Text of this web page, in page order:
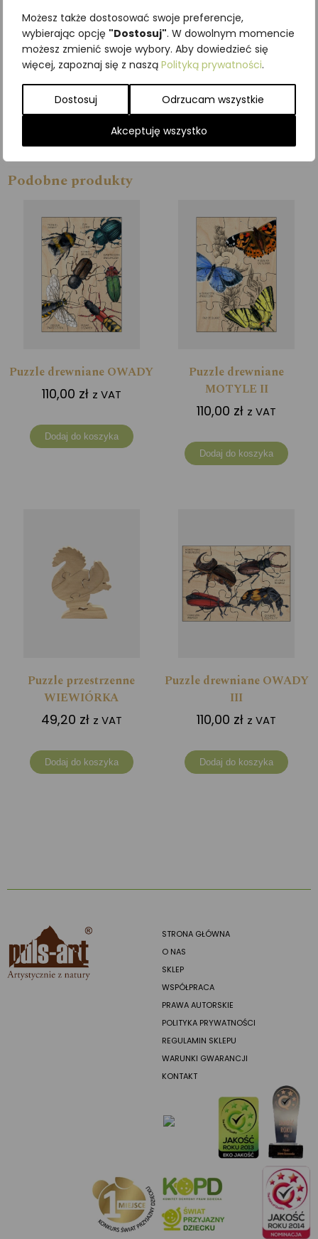
Możesz także dostosować swoje preferencje,
wybierając opcję "Dostosuj". W dowolnym momencie
możesz zmienić swoje wybory. Aby dowiedzieć się
więcej, zapoznaj się z naszą Polityką prywatności.
Dostosuj Odrzucam wszystkie
Akceptuję wszystko
28x19cm
Zapraszamy do odkrywania
bogactwa naszej oferty – inne
edukacyjnych znajdziesz w
naszym sklepie.
Dla dzieci w wieku 3+
Podobne produkty
Puzzle drewniane OWADY
110,00 zł z VAT
Dodaj do koszyka
Puzzle drewniane
MOTYLE II
110,00 zł z VAT
Dodaj do koszyka
Puzzle przestrzenne
WIEWIÓRKA
49,20 zł z VAT
Dodaj do koszyka
Puzzle drewniane OWADY
III
110,00 zł z VAT
Dodaj do koszyka
STRONA GŁÓWNA
O NAS
SKLEP
WSPÓŁPRACA
PRAWA AUTORSKIE
POLITYKA PRYWATNOŚCI
REGULAMIN SKLEPU
WARUNKI GWARANCJI
KONTAKT